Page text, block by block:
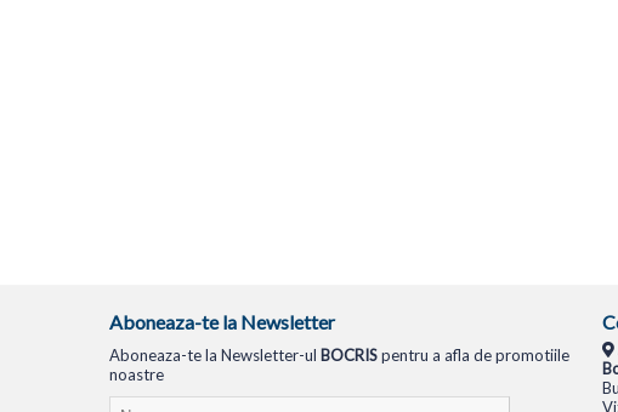
Aboneaza-te la Newsletter
Aboneaza-te la Newsletter-ul BOCRISpentru a afla de promotiile
noastre